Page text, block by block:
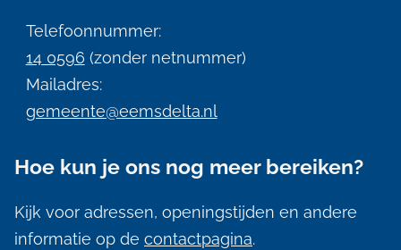
m
Telefoonnummer:
14 0596 (zonder netnummer)
Mailadres:
gemeente@eemsdelta.nl
Hoe kun je ons nog meer bereiken?
Kijk voor adressen, openingstijden en andere
informatie op de contactpagina.